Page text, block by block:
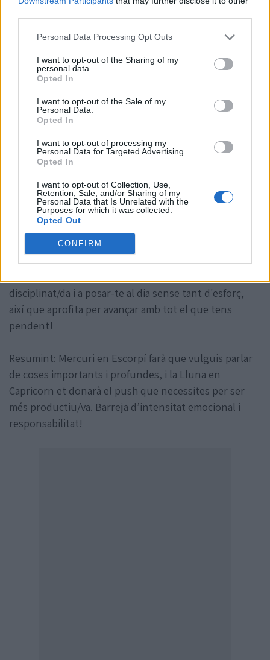
Personal Data Processing Opt Outs
I want to opt-out of the Sharing of my
personal data.
Opted In
I want to opt-out of the Sale of my
Personal Data.
Opted In
I want to opt-out of processing my
Personal Data for Targeted Advertising.
Opted In
I want to opt-out of Collection, Use,
Retention, Sale, and/or Sharing of my
Personal Data that Is Unrelated with the
Purposes for which it was collected.
Opted Out
CONFIRM
També, cap a mitjans de setmana, la Lluna creixent a
Capricorn et donarà un impuls per posar-te seriós/a
amb temes d'estudis o projectes que havies deixat a
disciplinat/da i a posar-te al dia sense tant d'esforç,
així que aprofita per avançar amb tot el que tens
pendent!
Resumint: Mercuri en Escorpí farà que vulguis parlar
de coses importants i profundes, i la Lluna en
Capricorn et donarà el push que necessites per ser
més productiu/va. Barreja d’intensitat emocional i
responsabilitat!